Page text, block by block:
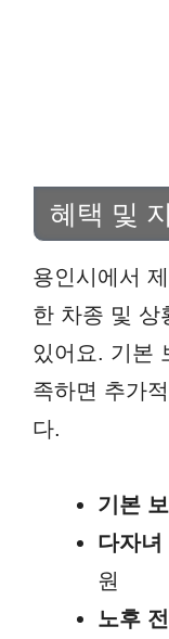
혜택 및
용인시에서
한 차종 및 상
있어요. 기본
족하면 추가
다.
기본
다자녀
원
노후